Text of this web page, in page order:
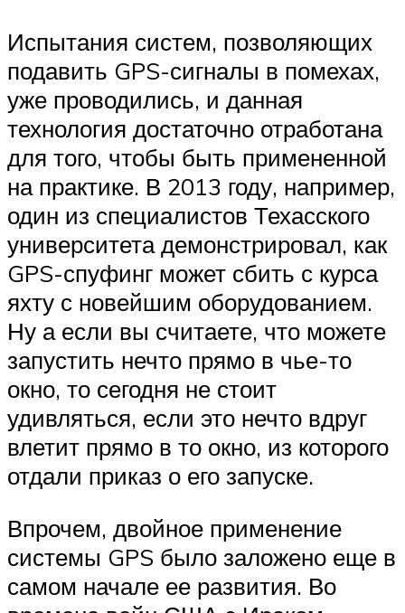
Испытания систем, позволяющих
подавить GPS-сигналы в помехах,
уже проводились, и данная
технология достаточно отработана
для того, чтобы быть примененной
на практике. В 2013 году, например,
один из специалистов Техасского
университета демонстрировал, как
GPS-спуфинг может сбить с курса
яхту с новейшим оборудованием.
Ну а если вы считаете, что можете
запустить нечто прямо в чье-то
окно, то сегодня не стоит
удивляться, если это нечто вдруг
влетит прямо в то окно, из которого
отдали приказ о его запуске.
Впрочем, двойное применение
системы GPS было заложено еще в
самом начале ее развития. Во